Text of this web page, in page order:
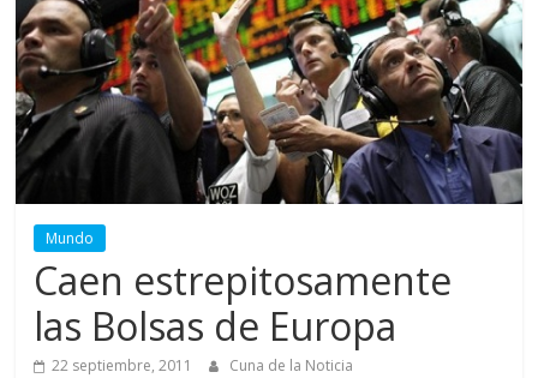
Mundo
Caen estrepitosamente
las Bolsas de Europa
22 septiembre, 2011 Cuna de la Noticia